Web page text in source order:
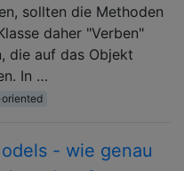
sollten die Methoden
daher "Verben"
die auf das Objekt
In …
- wie genau